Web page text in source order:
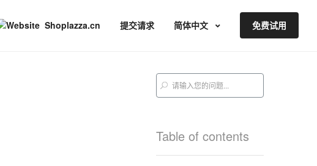
Shoplazza.cn 提交请求 简体中文 免费试用
Table of contents